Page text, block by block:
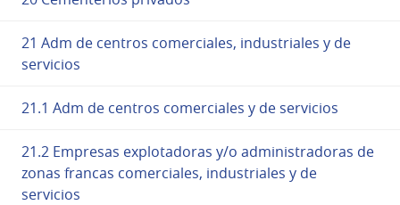
21 Adm de centros comerciales, industriales y de
servicios
21.1 Adm de centros comerciales y de servicios
21.2 Empresas explotadoras y/o administradoras de
zonas francas comerciales, industriales y de
servicios